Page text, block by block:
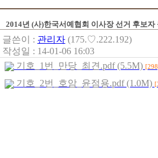
2014년 (사)한국서예협회 이사장 선거 후보자
글쓴이 : 관리자 (175.♡.222.192)
작성일 : 14-01-06 16:03
기호_1번_만당_최견.pdf (5.5M)
기호_2번_호암_윤점용.pdf (1.0M)